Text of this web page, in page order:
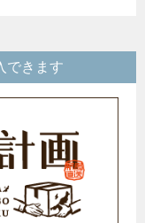
できます